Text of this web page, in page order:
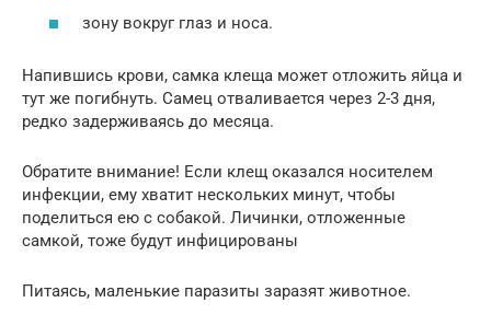
зону вокруг глаз и носа.
Напившись крови, самка клеща может отложить яйца и
тут же погибнуть. Самец отваливается через 2-3 дня,
редко задерживаясь до месяца.
Обратите внимание! Если клещ оказался носителем
инфекции, ему хватит нескольких минут, чтобы
поделиться ею с собакой. Личинки, отложенные
самкой, тоже будут инфицированы
Питаясь, маленькие паразиты заразят животное.